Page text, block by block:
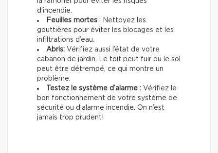
d’incendie.
Feuilles mortes : Nettoyez les
gouttières pour éviter les blocages et les
infiltrations d’eau.
Abris: Vérifiez aussi l’état de votre
cabanon de jardin. Le toit peut fuir ou le sol
peut être détrempé, ce qui montre un
problème.
Testez le système d’alarme : Vérifiez le
bon fonctionnement de votre système de
sécurité ou d’alarme incendie. On n’est
jamais trop prudent!